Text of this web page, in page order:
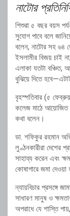
নাটোর
‎শিশুরা ৫ বছর বয়স
সুযোগ পাবে বলে
বলেন, নাটোর সহ ৬৪
ইসলামীর বিজয় চাই
এলাকা যতটা বঞ্চিত,
বুঝিয়ে দিতে
‎বৃহস্পতিবার (৫
কলেজ মাঠে আয়োজিত
কথা বলেন।
‎ডা. শফিকুর রহমান
লুণ্ঠনকারীরা দেশের
সাহায্য করেন এবং
কোষাগারে জমা দেওয়া
‎ন্যায়বিচার প্রসঙ্গে
সাধারণ মানুষ ও
অপরাধে যে শাস্তি